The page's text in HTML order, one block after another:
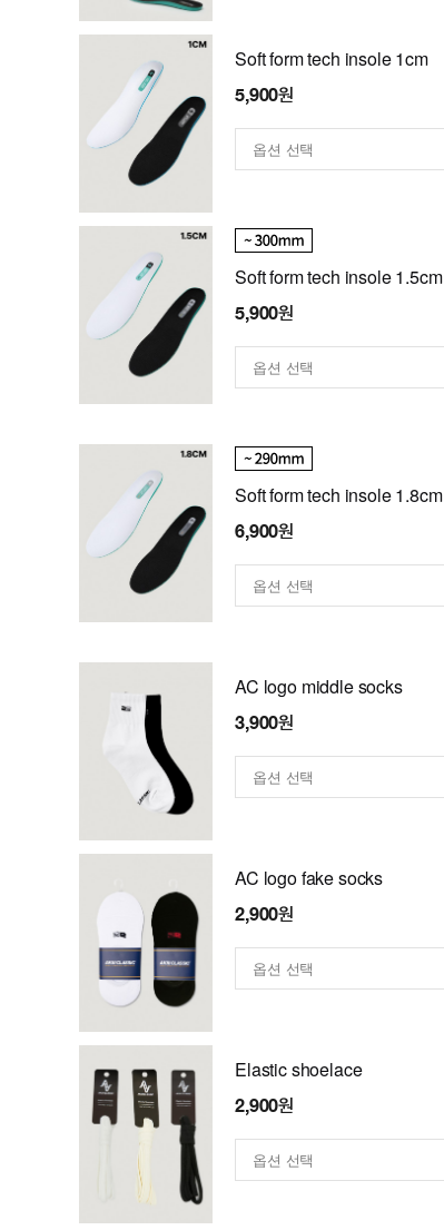
Soft form tech insole 1cm
5,900원
Soft form tech insole 1.5cm
5,900원
Soft form tech insole 1.8cm
6,900원
AC logo middle socks
3,900원
AC logo fake socks
2,900원
Elastic shoelace
2,900원